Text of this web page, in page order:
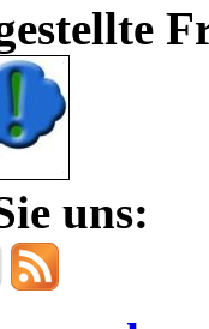
uns: